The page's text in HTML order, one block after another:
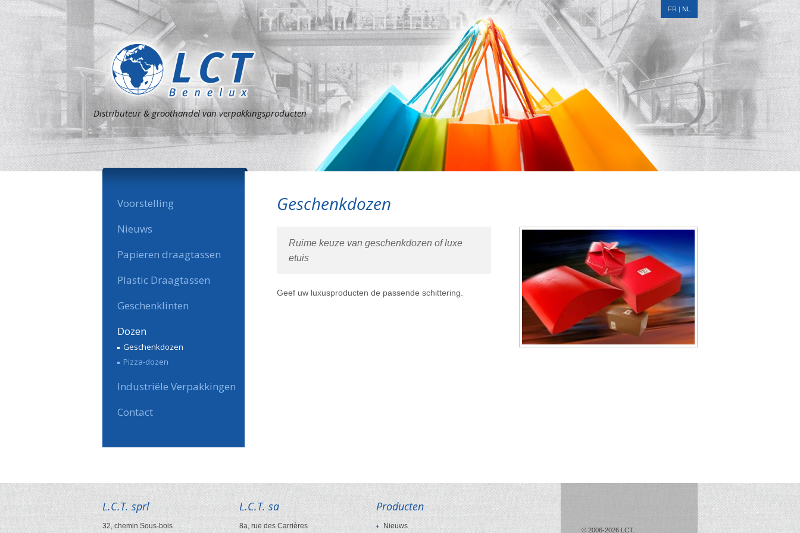
FR | NL
Distributeur & groothandel van verpakkingsproducten
Voorstelling
Nieuws
Papieren draagtassen
Plastic Draagtassen
Geschenklinten
Dozen
Geschenkdozen
Pizza-dozen
Industriële Verpakkingen
Contact
Geschenkdozen
Ruime keuze van geschenkdozen of luxe
etuis
Geef uw luxusproducten de passende schittering.
L.C.T. sprl
32, chemin Sous-bois
L.C.T. sa
8a, rue des Carrières
Producten
Nieuws
© 2006-2026 LCT.